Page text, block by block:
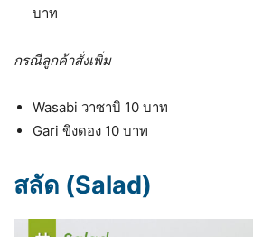
บาท
กรณีลูกค้าสั่งเพิ่ม
Wasabi วาซาบิ 10 บาท
Gari ขิงดอง 10 บาท
สลัด (Salad)